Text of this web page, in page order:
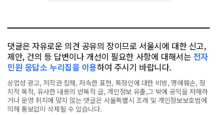
댓글은 자유로운 의견 공유의 장이므로 서울시에 대한 신고,
제안, 건의 등 답변이나 개선이 필요한 사항에 대해서는 전자
민원 응답소 누리집을 이용하여 주시기 바랍니다.
상업성 광고, 저작권 침해, 저속한 표현, 특정인에 대한 비방, 명예훼손, 정
치적 목적, 유사한 내용의 반복적 글, 개인정보 유출,그 밖에 공익을 저해하
거나 운영 취지에 맞지 않는 댓글은 서울특별시 조례 및 개인정보보호법에
의해 통보없이 삭제될 수 있습니다.